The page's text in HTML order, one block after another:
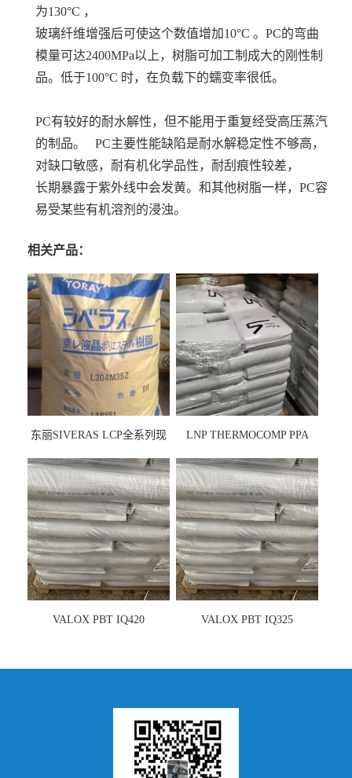
为130°C ，
玻璃纤维增强后可使这个数值增加10°C 。PC的弯曲
模量可达2400MPa以上，树脂可加工制成大的刚性制
品。低于100°C 时，在负载下的蠕变率很低。
PC有较好的耐水解性，但不能用于重复经受高压蒸汽
的制品。 PC主要性能缺陷是耐水解稳定性不够高，
对缺口敏感，耐有机化学品性，耐刮痕性较差，
长期暴露于紫外线中会发黄。和其他树脂一样，PC容
易受某些有机溶剂的浸浊。
相关产品：
东丽SIVERAS LCP全系列现
LNP THERMOCOMP PPA
VALOX PBT IQ420 VALOX PBT IQ325